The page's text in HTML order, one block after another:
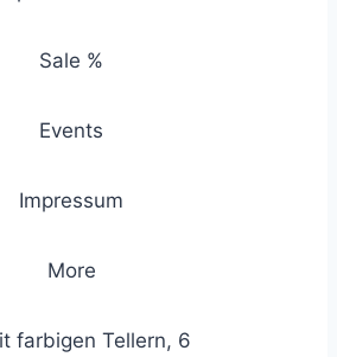
Sale %
Events
Impressum
More
farbigen Tellern, 6